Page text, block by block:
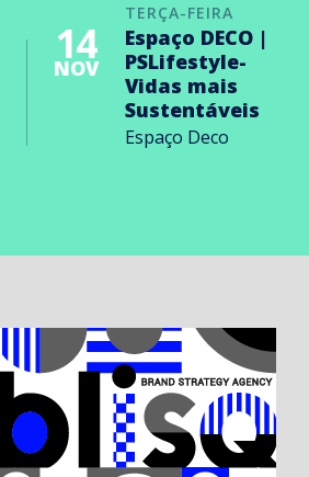
TERÇA-FEIRA
14
NOV
Espaço DECO |
PSLifestyle-
Vidas mais
Sustentáveis
Espaço Deco